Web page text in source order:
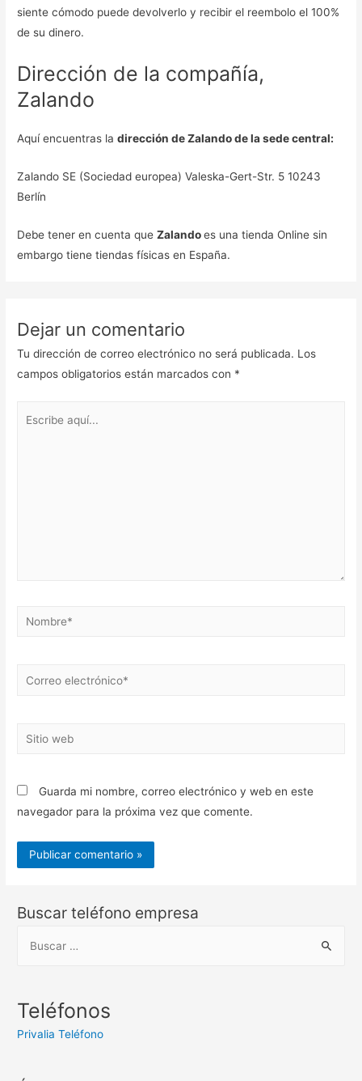
siente cómodo puede devolverlo y recibir el reembolo el 100%
de su dinero.
Dirección de la compañía,
Zalando
Aquí encuentras ladirección de Zalando de la sede central:
Zalando SE (Sociedad europea) Valeska-Gert-Str. 5 10243
Berlín
Debe tener en cuenta queZalandoes una tienda Online sin
embargo tiene tiendas físicas en España.
Dejar un comentario
Tu dirección de correo electrónico no será publicada. Los
campos obligatorios están marcados con *
Nombre*
Correo
Sitio
Guarda mi nombre, correo electrónico y web en este
navegador para la próxima vez que comente.
Buscar teléfono empresa
c
Teléfonos
Privalia Teléfono